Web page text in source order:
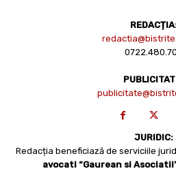
JURIDIC:
Redacția beneficiază de serviciile
avocati “Gaurean si